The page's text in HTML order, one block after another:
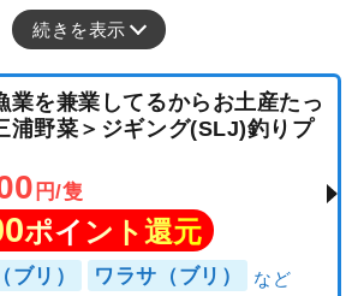
続きを表示
業を兼業してるからお土産たっ
浦野菜＞ジギング(SLJ)釣りプ
円/隻
ポイント還元
ブリ） ワラサ（ブリ）